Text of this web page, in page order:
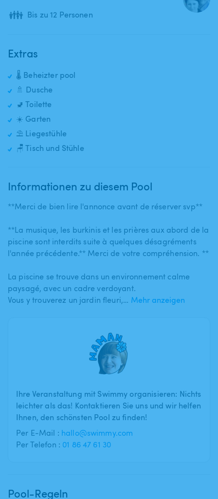
👪 Bis zu 12 Personen
Extras
🌡️ Beheizter pool
🚿 Dusche
🚽 Toilette
☀️ Garten
⛱️ Liegestühle
🪑 Tisch und Stühle
Informationen zu diesem Pool
**Merci de bien lire l'annonce avant de réserver svp**
**La musique​,​ les burkinis et les prières aux abord de la
piscine sont interdits suite à quelques désagréments
l'année précédente.** Merci de votre compréhension. **
La piscine se trouve dans un environnement calme
paysagé​,​ avec un cadre verdoyant.
Vous y trouverez un jardin fleuri​​,​​… Mehr anzeigen
Ihre Veranstaltung mit Swimmy organisieren: Nichts
leichter als das! Kontaktieren Sie uns und wir helfen
Ihnen, den schönsten Pool zu finden!
Per E-Mail : hallo@swimmy.com
Per Telefon : 01 86 47 61 30
Pool-Regeln